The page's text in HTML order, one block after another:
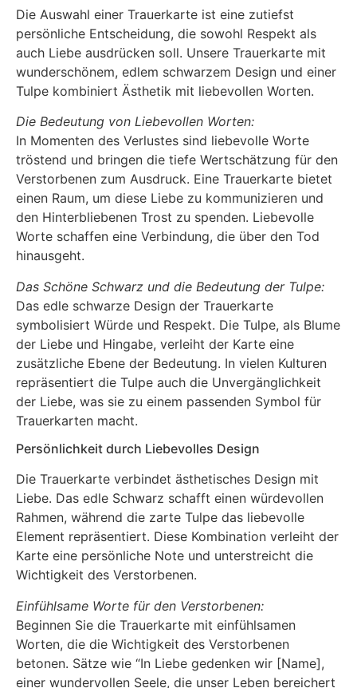
Die Auswahl einer Trauerkarte ist eine zutiefst
persönliche Entscheidung, die sowohl Respekt als
auch Liebe ausdrücken soll. Unsere Trauerkarte mit
wunderschönem, edlem schwarzem Design und einer
Tulpe kombiniert Ästhetik mit liebevollen Worten.
Die Bedeutung von Liebevollen Worten:
In Momenten des Verlustes sind liebevolle Worte
tröstend und bringen die tiefe Wertschätzung für den
Verstorbenen zum Ausdruck. Eine Trauerkarte bietet
einen Raum, um diese Liebe zu kommunizieren und
den Hinterbliebenen Trost zu spenden. Liebevolle
Worte schaffen eine Verbindung, die über den Tod
hinausgeht.
Das Schöne Schwarz und die Bedeutung der Tulpe:
Das edle schwarze Design der Trauerkarte
symbolisiert Würde und Respekt. Die Tulpe, als Blume
der Liebe und Hingabe, verleiht der Karte eine
zusätzliche Ebene der Bedeutung. In vielen Kulturen
repräsentiert die Tulpe auch die Unvergänglichkeit
der Liebe, was sie zu einem passenden Symbol für
Trauerkarten macht.
Persönlichkeit durch Liebevolles Design
Die Trauerkarte verbindet ästhetisches Design mit
Liebe. Das edle Schwarz schafft einen würdevollen
Rahmen, während die zarte Tulpe das liebevolle
Element repräsentiert. Diese Kombination verleiht der
Karte eine persönliche Note und unterstreicht die
Wichtigkeit des Verstorbenen.
Einfühlsame Worte für den Verstorbenen:
Beginnen Sie die Trauerkarte mit einfühlsamen
Worten, die die Wichtigkeit des Verstorbenen
betonen. Sätze wie “In Liebe gedenken wir [Name],
einer wundervollen Seele, die unser Leben bereichert